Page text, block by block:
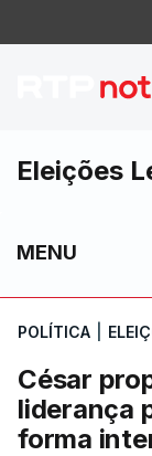
Eleições
MENU
POLÍTICA
César
liderança
forma